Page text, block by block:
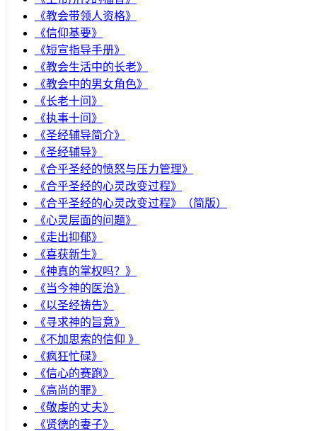
《教会带领人资格》
《信仰基要》
《短宣指导手册》
《教会生活中的长老》
《教会中的男女角色》
《长老十问》
《执事十问》
《圣经辅导简介》
《圣经辅导》
​《合乎圣经的愤怒与压力管理》
《合乎圣经的心灵改变过程》
《合乎圣经的心灵改变过程》（简版）
《心灵层面的问题》
《走出抑郁》
《喜获新生》
《神真的掌权吗？》
《当今神的医治》
《以圣经祷告》
《寻求神的旨意》
《不加思索的信仰 》
《疯狂忙碌》
《信心的赛跑》
《高尚的罪》
《敬虔的丈夫》
《贤德的妻子》